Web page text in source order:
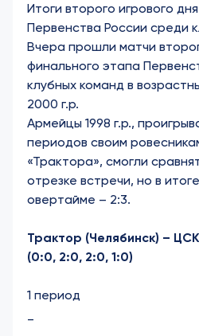
Итоги второго игрового
Первенства России среди
Вчера прошли матчи
финального этапа
клубных команд в
2000 г.р.
Армейцы 1998 г.р.,
периодов своим
«Трактора», смогли
отрезке встречи, но в
овертайме – 2:3.
Трактор (Челябинск) –
(0:0, 2:0, 2:0, 1:0)
1 период